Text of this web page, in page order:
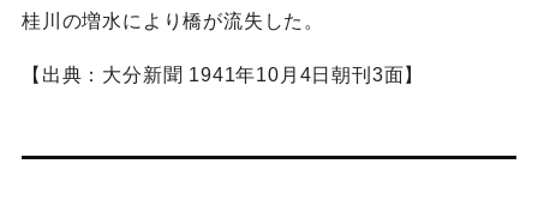
桂川の増水により橋が流失した。
【出典：大分新聞 1941年10月4日朝刊3面】